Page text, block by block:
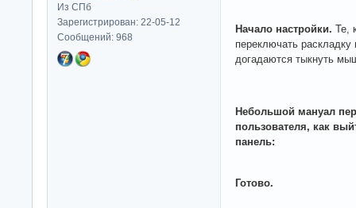
Из СПб
Зарегистрирован: 22-05-12
Сообщений: 968
Начало настройки. Те,
переключать
догадаются тыкнуть
Небольшой мануал
пользователя, как
панель:
Готово.